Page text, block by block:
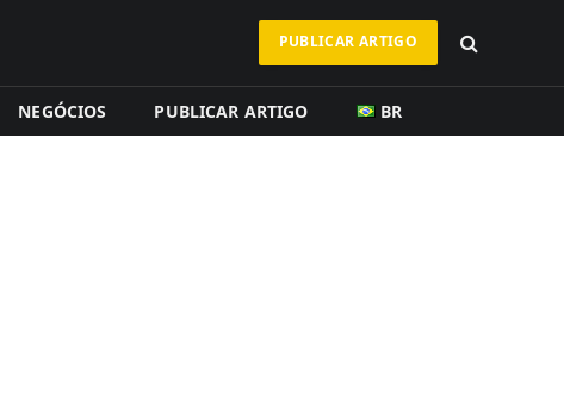
PUBLICAR ARTIGO
NEGÓCIOS PUBLICAR ARTIGO BR